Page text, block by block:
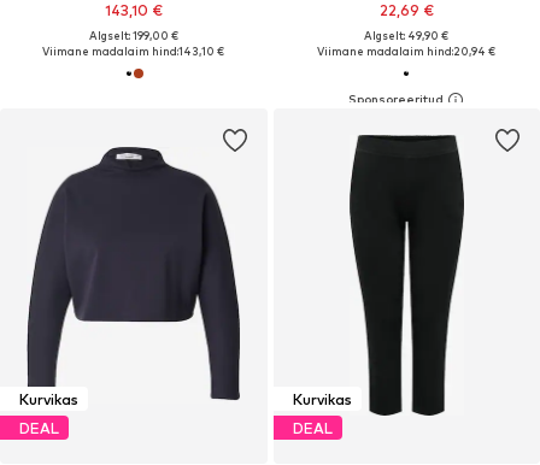
143,10 €
Algselt: 199,00 €
Viimane madalaim hind:143,10 €
22,69 €
Algselt: 49,90 €
Viimane madalaim hind:20,94 €
Kurvikas
DEAL
Kurvikas
DEAL